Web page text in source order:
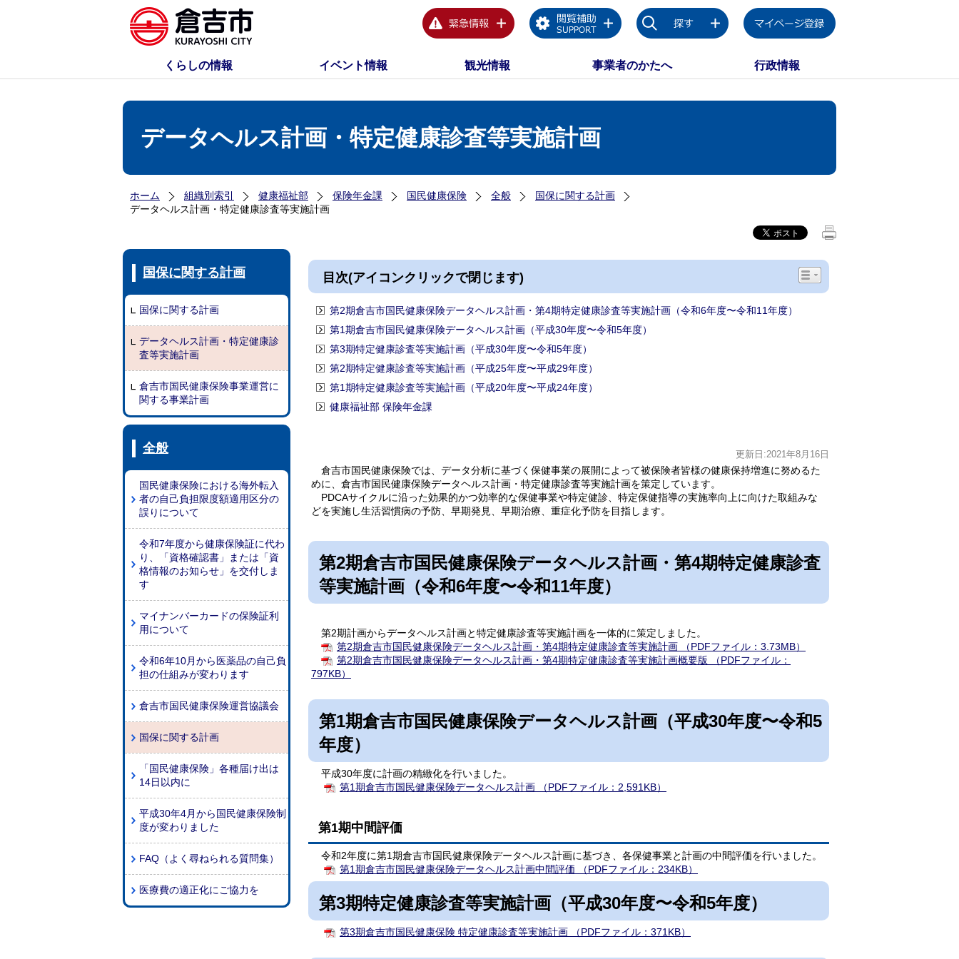
くらしの情報 イベント情報 観光情報 事業者のかたへ 行政情報
データヘルス計画・特定健康診査等実施計画
ホーム 組織別索引 健康福祉部 保険年金課 国民健康保険 全般
国保に関する計画
データヘルス計画・特定健康診査等実施計画
国保に関する計画
国保に関する計画
データヘルス計画・特定健康診
査等実施計画
倉吉市国民健康保険事業運営に
関する事業計画
全般
国民健康保険における海外転入
者の自己負担限度額適用区分の
誤りについて
令和7年度から健康保険証に代わ
り、「資格確認書」または「資
格情報のお知らせ」を交付しま
す
マイナンバーカードの保険証利
用について
令和6年10月から医薬品の自己負
担の仕組みが変わります
倉吉市国民健康保険運営協議会
国保に関する計画
「国民健康保険」各種届け出は
14日以内に
平成30年4月から国民健康保険制
度が変わりました
FAQ（よく尋ねられる質問集）
医療費の適正化にご協力を
目次(アイコンクリックで閉じます)
第2期倉吉市国民健康保険データヘルス計画・第4期特定健康診査等実施計画（令和6年度〜令和11年度）
第1期倉吉市国民健康保険データヘルス計画（平成30年度〜令和5年度）
第3期特定健康診査等実施計画（平成30年度〜令和5年度）
第2期特定健康診査等実施計画（平成25年度〜平成29年度）
第1期特定健康診査等実施計画（平成20年度〜平成24年度）
健康福祉部 保険年金課
更新日:2021年8月16日
倉吉市国民健康保険では、データ分析に基づく保健事業の展開によって被保険者皆様の健康保持増進に努めるた
めに、倉吉市国民健康保険データヘルス計画・特定健康診査等実施計画を策定しています。
PDCAサイクルに沿った効果的かつ効率的な保健事業や特定健診、特定保健指導の実施率向上に向けた取組みな
どを実施し生活習慣病の予防、早期発見、早期治療、重症化予防を目指します。
第2期倉吉市国民健康保険データヘルス計画・第4期特定健康診査
等実施計画（令和6年度〜令和11年度）
第2期計画からデータヘルス計画と特定健康診査等実施計画を一体的に策定しました。
第2期倉吉市国民健康保険データヘルス計画・第4期特定健康診査等実施計画 （PDFファイル：3.73MB）
第2期倉吉市国民健康保険データヘルス計画・第4期特定健康診査等実施計画概要版 （PDFファイル：
797KB）
第1期倉吉市国民健康保険データヘルス計画（平成30年度〜令和5
年度）
平成30年度に計画の精緻化を行いました。
第1期倉吉市国民健康保険データヘルス計画 （PDFファイル：2,591KB）
第1期中間評価
令和2年度に第1期倉吉市国民健康保険データヘルス計画に基づき、各保健事業と計画の中間評価を行いました。
第1期倉吉市国民健康保険データヘルス計画中間評価 （PDFファイル：234KB）
第3期特定健康診査等実施計画（平成30年度〜令和5年度）
第3期倉吉市国民健康保険 特定健康診査等実施計画 （PDFファイル：371KB）